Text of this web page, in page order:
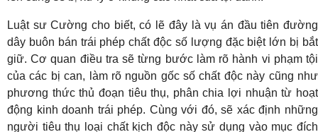
Luật sư Cường cho biết, có lẽ đây là vụ án đầu tiên đường
dây buôn bán trái phép chất độc số lượng đặc biệt lớn bị bắt
giữ. Cơ quan điều tra sẽ từng bước làm rõ hành vi phạm tội
của các bị can, làm rõ nguồn gốc số chất độc này cũng như
phương thức thủ đoạn tiêu thụ, phân chia lợi nhuận từ hoạt
động kinh doanh trái phép. Cùng với đó, sẽ xác định những
người tiêu thụ loại chất kịch độc này sử dụng vào mục đích